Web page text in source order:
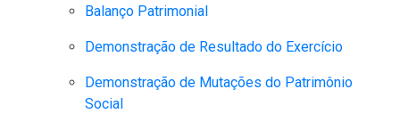
Balanço Patrimonial
Demonstração de Resultado do Exercício
Demonstração de Mutações do Patrimônio
Social